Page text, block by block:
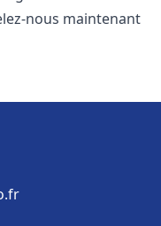
nous maintenant